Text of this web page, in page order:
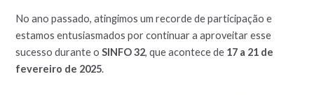
No ano passado, atingimos um recorde de participação e
estamos entusiasmados por continuar a aproveitar esse
sucesso durante oSINFO 32, que acontece de 17 a 21 de
fevereiro de 2025.